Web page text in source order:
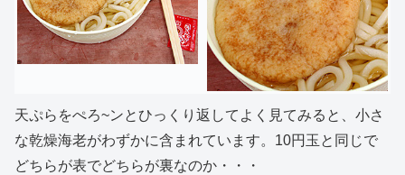
天ぷらをぺろ~ンとひっくり返してよく見てみると、小さ
な乾燥海老がわずかに含まれています。10円玉と同じで
どちらが表でどちらが裏なのか・・・